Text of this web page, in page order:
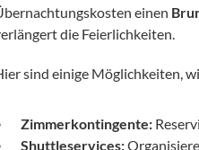
einen
die Feierlichkeiten.
sind einige Möglichkeiten,
Zimmerkontingente:
Shuttleservices: